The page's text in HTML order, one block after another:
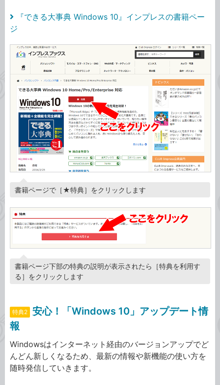
『できる大事典 Windows 10』インプレスの書籍ペー
ジ
書籍ページで［★特典］をクリックします
書籍ページ下部の特典の説明が表示されたら［特典を利用す
る］をクリックします
特典2
安心！「Windows 10」アップデート情
報
Windowsはインターネット経由のバージョンアップでど
んどん新しくなるため、最新の情報や新機能の使い方を
随時発信していきます。